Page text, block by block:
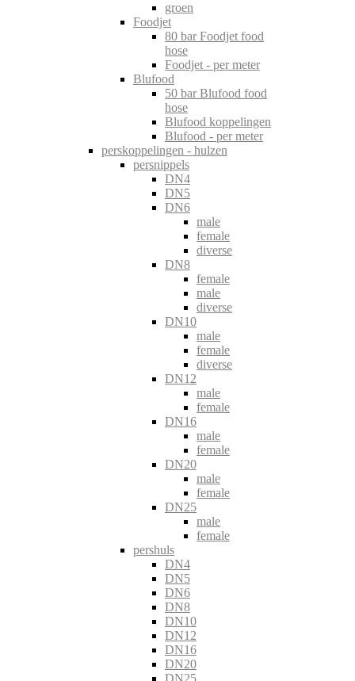
groen
Foodjet
80 bar Foodjet food
hose
Foodjet - per meter
Blufood
50 bar Blufood food
hose
Blufood koppelingen
Blufood - per meter
perskoppelingen - hulzen
persnippels
DN4
DN5
DN6
male
female
diverse
DN8
female
male
diverse
DN10
male
female
diverse
DN12
male
female
DN16
male
female
DN20
male
female
DN25
male
female
pershuls
DN4
DN5
DN6
DN8
DN10
DN12
DN16
DN20